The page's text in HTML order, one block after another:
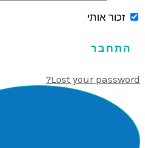
זכור אותי
Lost your password?